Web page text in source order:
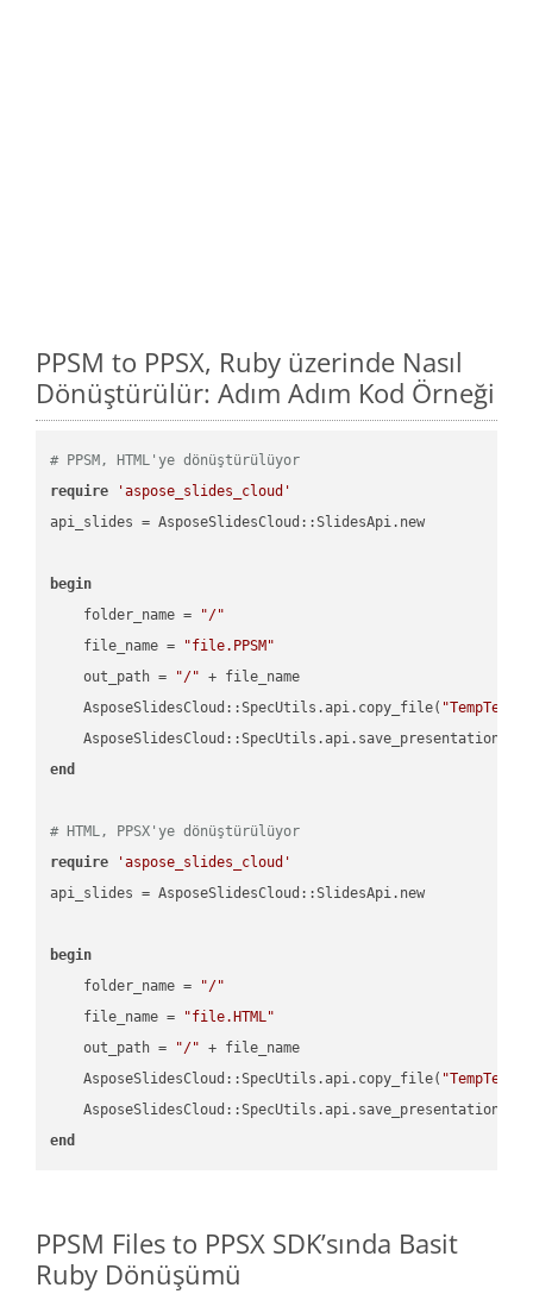
PPSM to PPSX, Ruby üzerinde Nasıl
Dönüştürülür: Adım Adım Kod Örneği
# PPSM, HTML'ye dönüştürülüyor
require
'aspose_slides_cloud'
api_slides = AsposeSlidesCloud::SlidesApi.new
begin
    folder_name =
"/"
    file_name =
"file.PPSM"
    out_path =
"/" + file_name
    AsposeSlidesCloud::SpecUtils.api.copy_file(
end
# HTML, PPSX'ye dönüştürülüyor
require
'aspose_slides_cloud'
api_slides = AsposeSlidesCloud::SlidesApi.new
begin
    folder_name =
"/"
    file_name =
"file.HTML"
    out_path =
"/" + file_name
    AsposeSlidesCloud::SpecUtils.api.copy_file(
end
PPSM Files to PPSX SDK’sında Basit
Ruby Dönüşümü